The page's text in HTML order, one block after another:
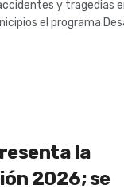
y tragedias
el programa
la
2026; se